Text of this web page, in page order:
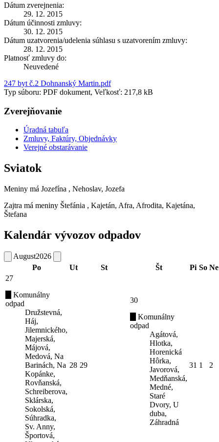
Dátum zverejnenia:
29. 12. 2015
Dátum účinnosti zmluvy:
30. 12. 2015
Dátum uzatvorenia/udelenia súhlasu s uzatvorením zmluvy:
28. 12. 2015
Platnosť zmluvy do:
Neuvedené
247 byt č.2 Dohnanský Martin.pdf
Typ súboru: PDF dokument, Veľkosť: 217,8 kB
Zverejňovanie
Úradná tabuľa
Zmluvy, Faktúry, Objednávky
Verejné obstarávanie
Sviatok
Meniny má Jozefína , Nehoslav, Jozefa
Zajtra má meniny Štefánia , Kajetán, Afra, Afrodita, Kajetána,
Štefana
Kalendár vývozov odpadov
August2026
Po
Ut St Št Pi So Ne
27
Komunálny
odpad
Družstevná,
Háj,
Jilemnického,
Majerská,
Májová,
Medová, Na
Barinách, Na
Kopánke,
Rovňanská,
Schreiberova,
Sklárska,
Sokolská,
Súhradka,
Sv. Anny,
Športová,
28 29
30
Komunálny
odpad
Agátová,
Hlotka,
Horenická
Hôrka,
Javorová,
Medňanská,
Medné,
Staré
Dvory, U
duba,
Záhradná
31 1 2